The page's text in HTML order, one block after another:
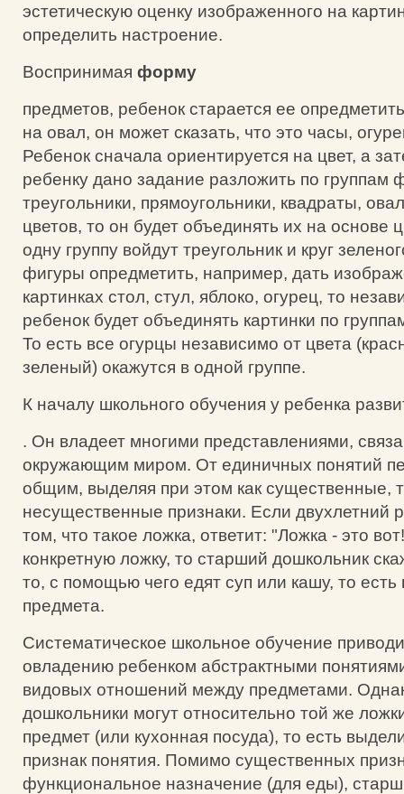
эстетическую оценку изображенного на
определить настроение.
Воспринимая форму
предметов, ребенок старается ее
на овал, он может сказать, что это часы,
Ребенок сначала ориентируется на цвет, а
ребенку дано задание разложить по группам
треугольники, прямоугольники, квадраты,
цветов, то он будет объединять их на основе
одну группу войдут треугольник и круг
фигуры опредметить, например, дать
картинках стол, стул, яблоко, огурец, то
ребенок будет объединять картинки по
То есть все огурцы независимо от цвета
зеленый) окажутся в одной группе.
К началу школьного обучения у ребенка
. Он владеет многими представлениями,
окружающим миром. От единичных понятий
общим, выделяя при этом как существенные,
несущественные признаки. Если двухлетний
том, что такое ложка, ответит: "Ложка - это
конкретную ложку, то старший дошкольник
то, с помощью чего едят суп или кашу, то
предмета.
Систематическое школьное обучение
овладению ребенком абстрактными
видовых отношений между предметами.
дошкольники могут относительно той же
предмет (или кухонная посуда), то есть
признак понятия. Помимо существенных
функциональное назначение (для еды),